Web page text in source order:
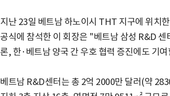
지난 23일 베트남 하노이시 THT 지구에 위치
공식에 참석한 이 회장은 "베트남 삼성 R&D
론, 한·베트남 양국 간 우호 협력 증진에도 기
베트남 R&D센터는 총 2억 2000만 달러(약